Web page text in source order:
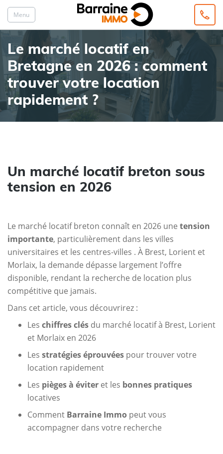
Menu
Le marché locatif en
Bretagne en 2026 : comment
trouver votre location
rapidement ?
Un marché locatif breton sous
tension en 2026
Le marché locatif breton connaît en 2026 une tension
importante, particulièrement dans les villes
universitaires et les centres-villes . À Brest, Lorient et
Morlaix, la demande dépasse largement l’offre
disponible, rendant la recherche de location plus
compétitive que jamais.
Dans cet article, vous découvrirez :
Les chiffres clés du marché locatif à Brest, Lorient
et Morlaix en 2026
Les stratégies éprouvées pour trouver votre
location rapidement
Les pièges à éviter et les bonnes pratiques
locatives
Comment Barraine Immo peut vous
accompagner dans votre recherche